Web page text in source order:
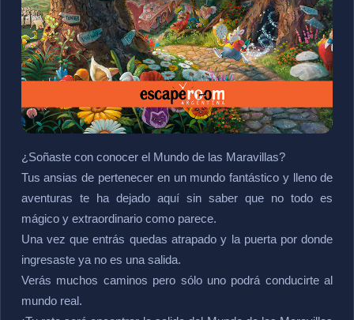
¿Soñaste con conocer el Mundo de las Maravillas?
Tus ansias de pertenecer en un mundo fantástico y lleno de
aventuras te ha dejado aquí sin saber que no todo es
mágico y extraordinario como parece.
Una vez que entrás quedas atrapado y la puerta por donde
ingresaste ya no es una salida.
Verás muchos caminos pero sólo uno podrá conducirte al
mundo real.